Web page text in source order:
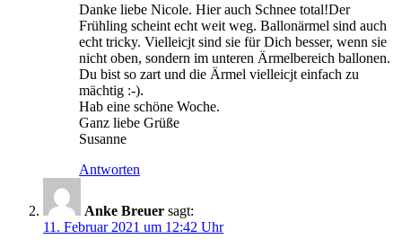
Danke liebe Nicole. Hier auch Schnee total!Der
Frühling scheint echt weit weg. Ballonärmel sind auch
echt tricky. Vielleicjt sind sie für Dich besser, wenn sie
nicht oben, sondern im unteren Ärmelbereich ballonen.
Du bist so zart und die Ärmel vielleicjt einfach zu
mächtig :-).
Hab eine schöne Woche.
Ganz liebe Grüße
Susanne
Antworten
Anke Breuer sagt:
11. Februar 2021 um 12:42 Uhr